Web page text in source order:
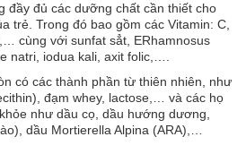
đầy đủ các dưỡng chất cần thiết cho
trẻ. Trong đó bao gồm các Vitamin: C,
cùng với sunfat sẳt, ERhamnosus
natri, iodua kali, axit folic,….
có các thành phần từ thiên nhiên, như
đạm whey, lactose,… và các họ
như dầu cọ, dầu hướng dương,
dầu Mortierella Alpina (ARA),…